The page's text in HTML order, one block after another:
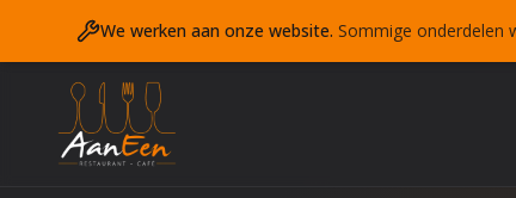
We werken aan onze website. Sommige onderdelen